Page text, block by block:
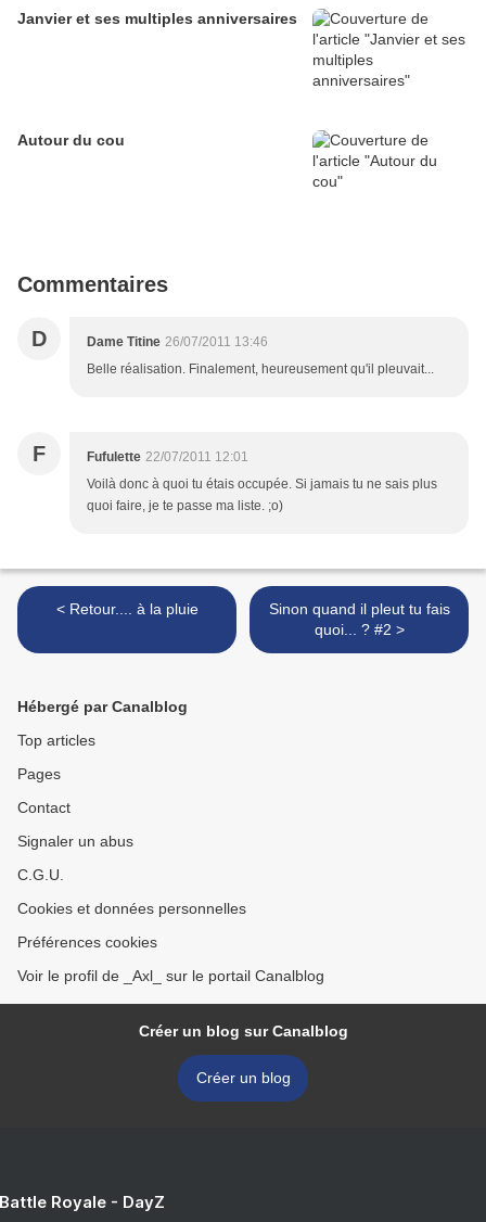
Janvier et ses multiples anniversaires
Autour du cou
Commentaires
D Dame Titine 26/07/2011 13:46
Belle réalisation. Finalement, heureusement qu'il pleuvait...
F Fufulette 22/07/2011 12:01
Voilà donc à quoi tu étais occupée. Si jamais tu ne sais plus
quoi faire, je te passe ma liste. ;o)
< Retour.... à la pluie
Sinon quand il pleut tu fais
quoi... ? #2 >
Hébergé par Canalblog
Top articles
Pages
Contact
Signaler un abus
C.G.U.
Cookies et données personnelles
Préférences cookies
Voir le profil de _Axl_ sur le portail Canalblog
Créer un blog sur Canalblog
Créer un blog
Royale - DayZ